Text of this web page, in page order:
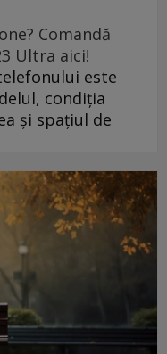
Comandă
Ultra aici!
este
condiția
și spațiul de